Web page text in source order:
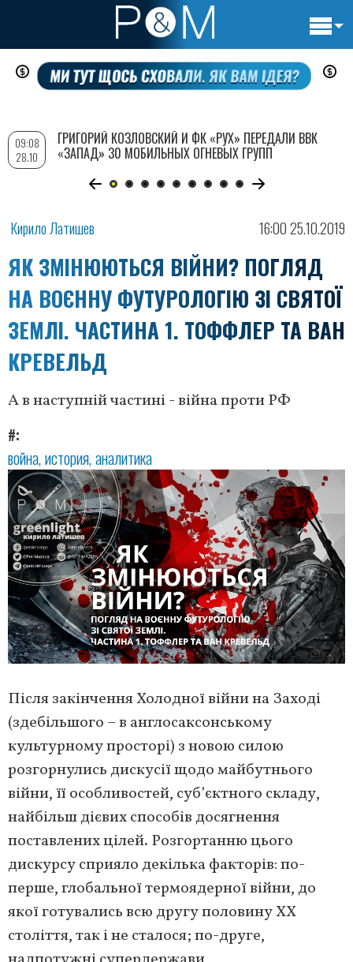
Перейти
содержанию
Кирило Латишев 16:00 25.10.2019
ЯК ЗМІНЮЮТЬСЯ ВІЙНИ? ПОГЛЯД
НА ВОЄННУ ФУТУРОЛОГІЮ ЗІ СВЯТОЇ
ЗЕМЛІ. ЧАСТИНА 1. ТОФФЛЕР ТА ВАН
КРЕВЕЛЬД
А в наступній частині - війна проти РФ
#
война история аналитика
Після закінчення Холодної війни на Заході
(здебільшого – в англосаксонському
культурному просторі) з новою силою
розгорнулись дискусії щодо майбутнього
війни, її особливостей, суб’єктного складу,
найбільш дієвих способів досягнення
поставлених цілей. Розгортанню цього
дискурсу сприяло декілька факторів: по-
перше, глобальної термоядерної війни, до
якої готувались всю другу половину ХХ
століття, так і не сталося; по-друге,
КОЗЛОВСКИЙ И ФК «РУХ» ПЕРЕДАЛИ ВВК
30 МОБИЛЬНЫХ ОГНЕВЫХ ГРУПП
17:45